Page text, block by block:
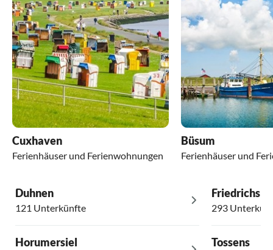
Cuxhaven
Ferienhäuser und Ferienwohnungen
Büsum
Ferienhäuser und
Duhnen
121 Unterkünfte
Horumersiel
293
Tossens